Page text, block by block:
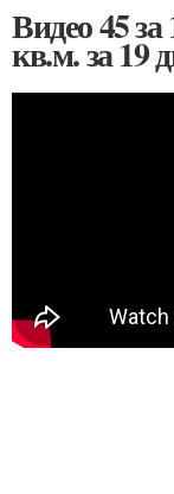
Видео 45
кв.м. за 19